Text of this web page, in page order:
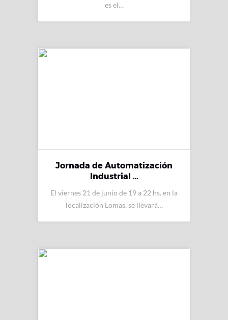
es el…
Jornada de Automatización
Industrial …
El viernes 21 de junio de 19 a 22 hs. en la
localización Lomas, se llevará…